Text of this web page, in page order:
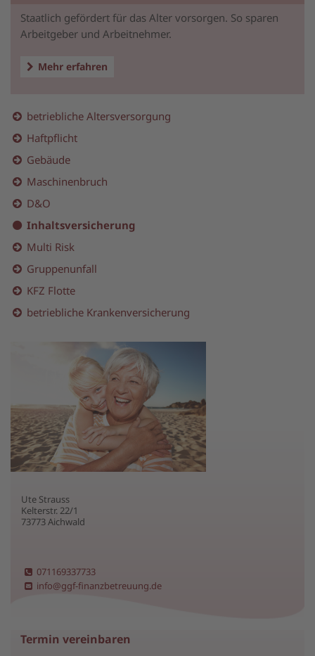
Staatlich gefördert für das Alter vorsorgen. So sparen
Arbeitgeber und Arbeitnehmer.
Mehr erfahren
betriebliche Altersversorgung
Haftpflicht
Gebäude
Maschinenbruch
D&O
Inhaltsversicherung
Multi Risk
Gruppenunfall
KFZ Flotte
betriebliche Krankenversicherung
Ute Strauss
Kelterstr. 22/1
73773 Aichwald
071169337733
info@ggf-finanzbetreuung.de
Termin vereinbaren